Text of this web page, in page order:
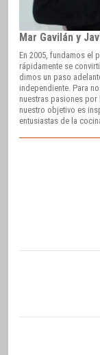
Mar Gavilán y
En 2005, fundamos el
rápidamente se
dimos un paso
independiente. Para
nuestras pasiones
nuestro objetivo es
entusiastas de la